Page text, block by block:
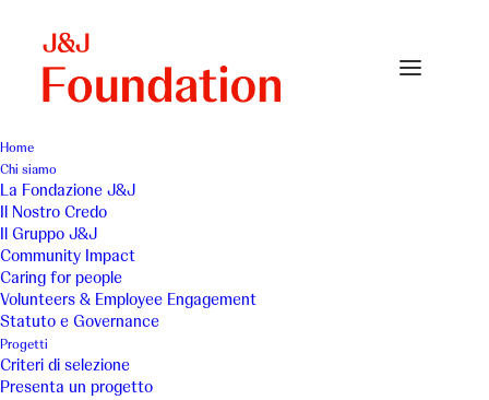
Home
Chi siamo
La Fondazione J&J
Il Nostro Credo
Il Gruppo J&J
Community Impact
Caring for people
Volunteers & Employee Engagement
Statuto e Governance
Progetti
Criteri di selezione
Presenta un progetto